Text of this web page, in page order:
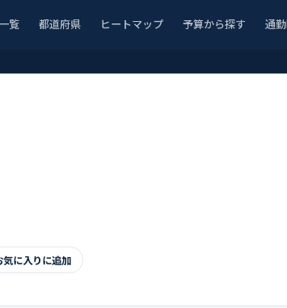
覧 都道府県 ヒートマップ 予算から探す 通
気に入りに追加